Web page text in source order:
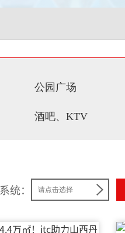
公园广场
酒吧、KTV
系统：